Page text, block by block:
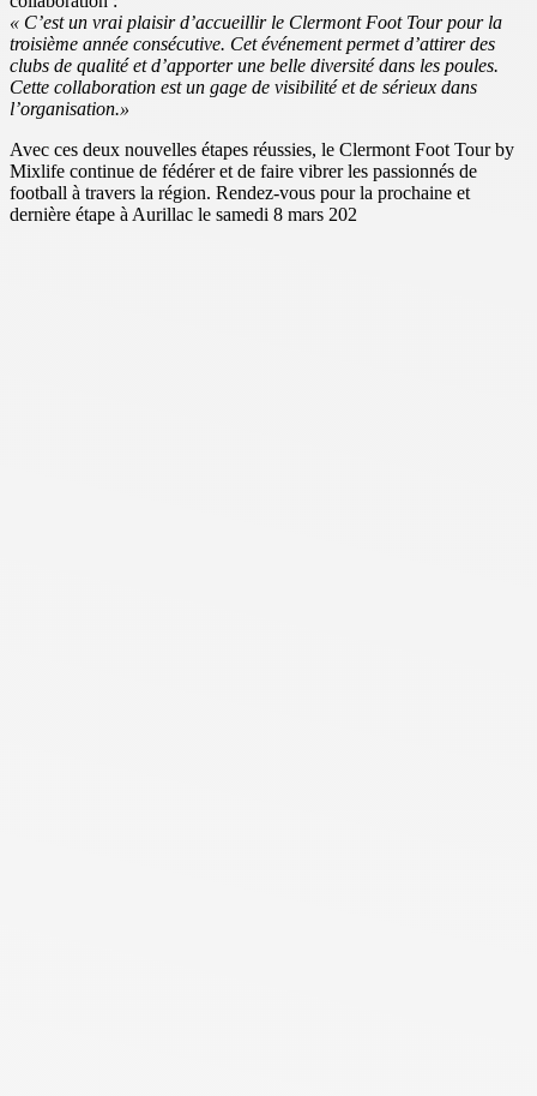
« C’est un vrai plaisir d’accueillir le Clermont Foot Tour pour la
troisième année consécutive. Cet événement permet d’attirer des
clubs de qualité et d’apporter une belle diversité dans les poules.
Cette collaboration est un gage de visibilité et de sérieux dans
l’organisation.»
Avec ces deux nouvelles étapes réussies, le Clermont Foot Tour by
Mixlife continue de fédérer et de faire vibrer les passionnés de
football à travers la région. Rendez-vous pour la prochaine et
dernière étape à Aurillac le samedi 8 mars 202